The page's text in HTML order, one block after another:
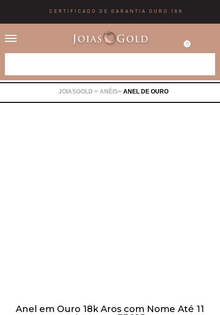
CERTIFICADO DE GARANTIA OURO 18K
0
ANÉIS ANEL DE OURO
Anel em Ouro 18k Aros com Nome Até 11
Pedras Preciosas